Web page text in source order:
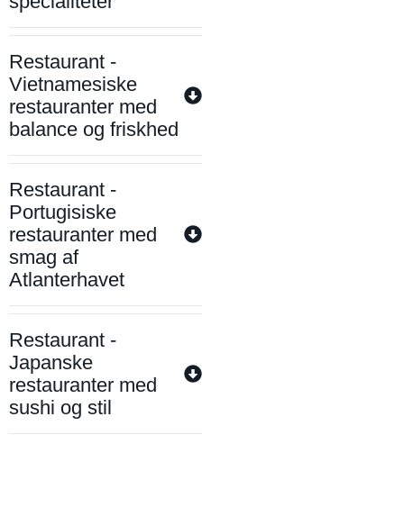
Restaurant -
Vietnamesiske
restauranter med
balance og friskhed
Restaurant -
Portugisiske
restauranter med
smag af
Atlanterhavet
Restaurant -
Japanske
restauranter med
sushi og stil